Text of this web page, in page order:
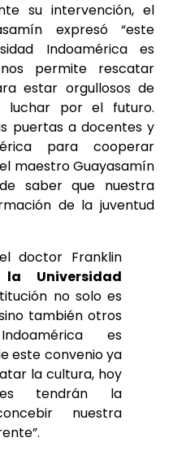
su intervención, el
expresó “este
Indoamérica es
permite rescatar
estar orgullosos de
luchar por el futuro.
puertas a docentes y
para cooperar
maestro Guayasamín
saber que nuestra
de la juventud
doctor Franklin
Universidad
no solo es
también otros
es
este convenio ya
la cultura, hoy
tendrán la
nuestra